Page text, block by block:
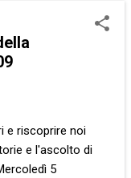
e riscoprire noi
e l'ascolto di
5